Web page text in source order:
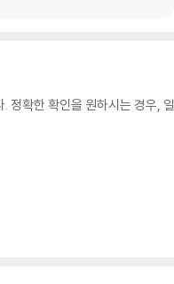
정확한 확인을 원하시는 경우, 일